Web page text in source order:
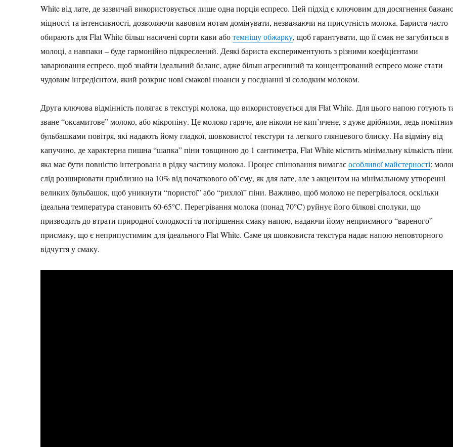
White від лате, де зазвичай використовується лише одна порція еспресо. Цей підхід є ключовим для досягнення
міцності та інтенсивності, дозволяючи кавовим нотам домінувати, незважаючи на присутність молока. Бариста часто
обирають для Flat White більш насичені сорти кави аботемнішу обжарку, щоб гарантувати, що її смак не загубиться в
молоці, а навпаки – буде гармонійно підкреслений. Деякі бариста експериментують з різними коефіцієнтами
заварювання еспресо, щоб знайти ідеальний баланс, адже більш агресивний та концентрований еспресо може стати
чудовим інгредієнтом, який розкриє нові смакові нюанси у поєднанні зі солодким молоком.
Друга ключова відмінність полягає в текстурі молока, що використовується для Flat White. Для цього напою готують
зване “оксамитове” молоко, або мікропіну. Це молоко гаряче, але ніколи не кип’ячене, з дуже дрібними, ледь
бульбашками повітря, які надають йому гладкої, шовковистої текстури та легкого глянцевого блиску. На відміну від
капучино, де характерна пишна “шапка” піни товщиною до 1 сантиметра, Flat White містить мінімальну кількість
яка має бути повністю інтегрована в рідку частину молока. Процес спінювання вимагаєособливої майстерності:
слід розширювати приблизно на 10% від початкового об’єму, як для лате, але з акцентом на мінімальному утворенні
великих бульбашок, щоб уникнути “пористої” або “рихлої” піни. Важливо, щоб молоко не перегрівалося, оскільки
ідеальна температура становить 60-65°C. Перегрівання молока (понад 70°C) руйнує його білкові сполуки, що
призводить до втрати природної солодкості та погіршення смаку напою, надаючи йому неприємного “вареного”
присмаку, що є неприпустимим для ідеального Flat White. Саме ця шовковиста текстура надає напою неповторного
відчуття у смаку.